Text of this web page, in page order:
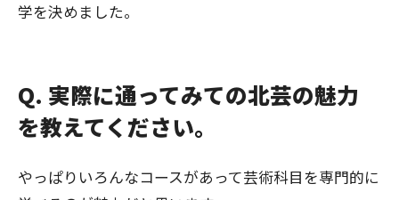
学を決めました。
Q. 実際に通ってみての北芸の魅力
を教えてください。
やっぱりいろんなコースがあって芸術科目を専門的に